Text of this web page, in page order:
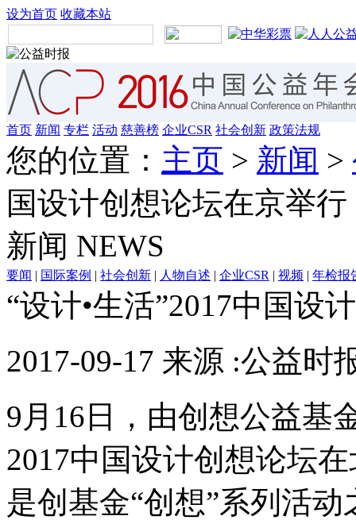
设为首页 收藏本站
首页 新闻 专栏 活动 慈善榜 企业CSR 社会创新 政策法规
您的位置： 主页 > 新闻 >
国设计创想论坛在京举行
新闻 NEWS
要闻 | 国际案例 | 社会创新 | 人物自述 | 企业CSR | 视频 | 年检报
“设计•生活”2017中国设
2017-09-17 来源 :公益时
9月16日，由创想公益基
2017中国设计创想论坛
是创基金“创想”系列活